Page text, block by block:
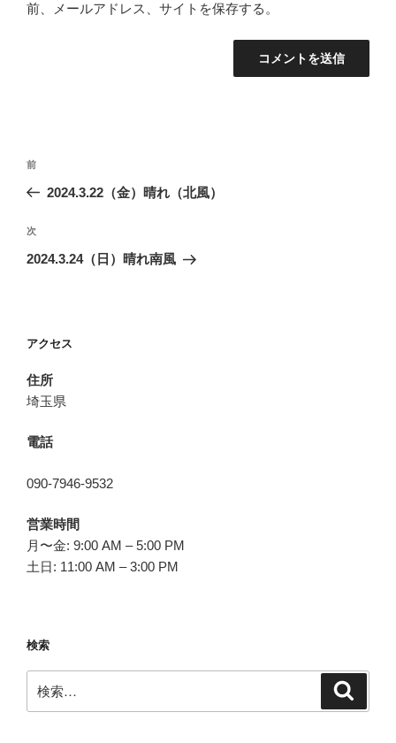
前、メールアドレス、サイトを保存する。
投
ビ
ゲ
ン
前
の
稿
前
2024.3.22（金）晴れ（北風）
次
の
次
2024.3.24（日）晴れ南風
アクセス
住所
埼玉県
電話
090-7946-9532
営業時間
月〜金: 9:00 AM – 5:00 PM
土日: 11:00 AM – 3:00 PM
検索
索: